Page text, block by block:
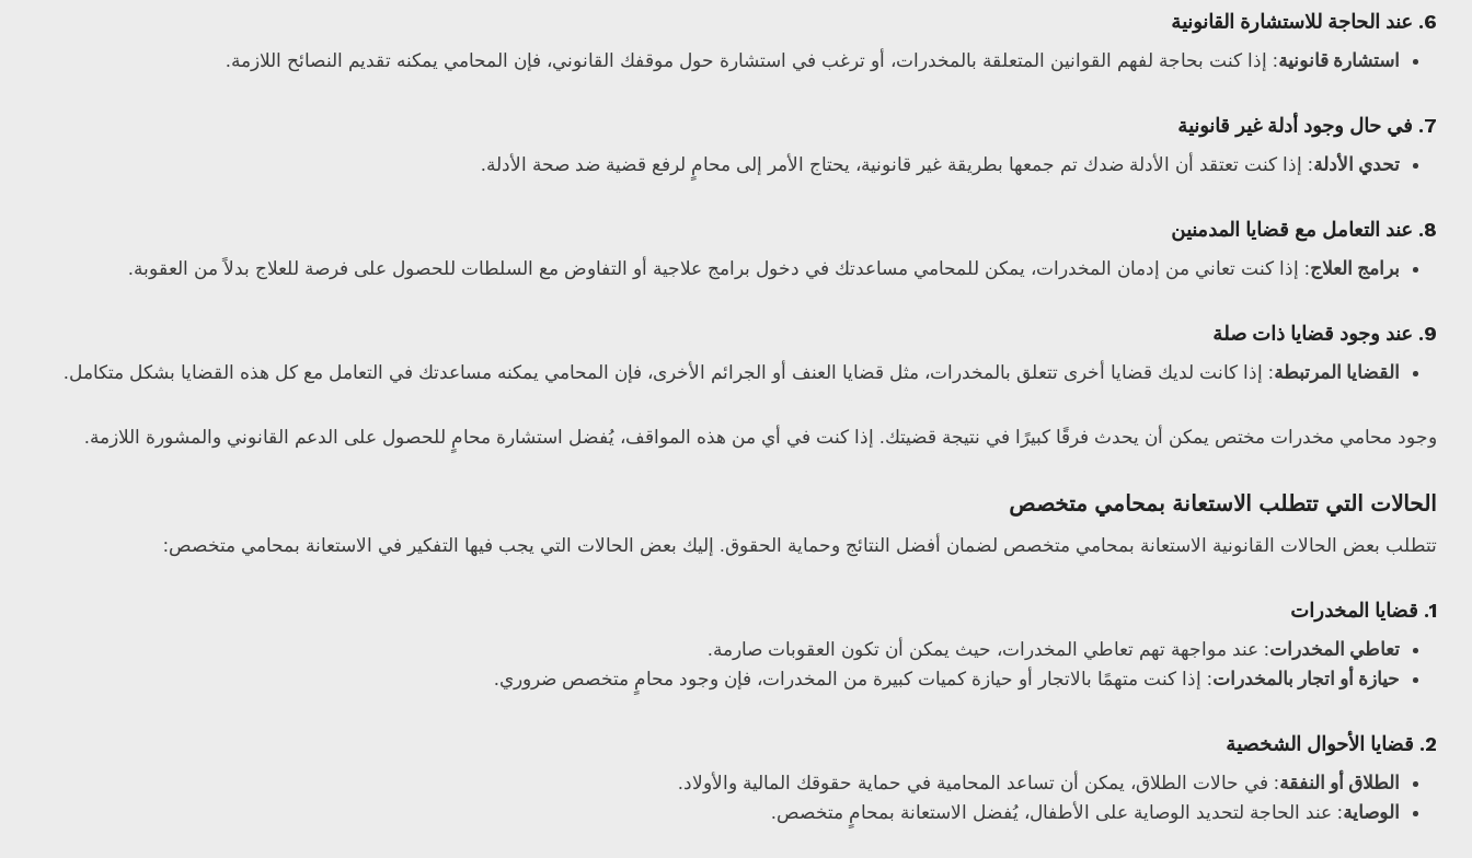
6. عند الحاجة للاستشارة القانونية
استشارة قانونية: إذا كنت بحاجة لفهم القوانين المتعلقة بالمخدرات، أو ترغب في استشارة حول موقفك القانوني، فإن المحامي يمكنه تقديم النصائح اللازمة.
7. في حال وجود أدلة غير قانونية
تحدي الأدلة: إذا كنت تعتقد أن الأدلة ضدك تم جمعها بطريقة غير قانونية، يحتاج الأمر إلى محامٍ لرفع قضية ضد صحة الأدلة.
8. عند التعامل مع قضايا المدمنين
برامج العلاج: إذا كنت تعاني من إدمان المخدرات، يمكن للمحامي مساعدتك في دخول برامج علاجية أو التفاوض مع السلطات للحصول على فرصة للعلاج بدلاً من العقوبة.
9. عند وجود قضايا ذات صلة
القضايا المرتبطة: إذا كانت لديك قضايا أخرى تتعلق بالمخدرات، مثل قضايا العنف أو الجرائم الأخرى، فإن المحامي يمكنه مساعدتك في التعامل مع كل هذه القضايا بشكل متكامل.
وجود محامي مخدرات مختص يمكن أن يحدث فرقًا كبيرًا في نتيجة قضيتك. إذا كنت في أي من هذه المواقف، يُفضل استشارة محامٍ للحصول على الدعم القانوني والمشورة اللازمة.
الحالات التي تتطلب الاستعانة بمحامي متخصص
تتطلب بعض الحالات القانونية الاستعانة بمحامي متخصص لضمان أفضل النتائج وحماية الحقوق. إليك بعض الحالات التي يجب فيها التفكير في الاستعانة بمحامي متخصص:
1. قضايا المخدرات
تعاطي المخدرات: عند مواجهة تهم تعاطي المخدرات، حيث يمكن أن تكون العقوبات صارمة.
حيازة أو اتجار بالمخدرات: إذا كنت متهمًا بالاتجار أو حيازة كميات كبيرة من المخدرات، فإن وجود محامٍ متخصص ضروري.
2. قضايا الأحوال الشخصية
الطلاق أو النفقة: في حالات الطلاق، يمكن أن تساعد المحامية في حماية حقوقك المالية والأولاد.
الوصاية: عند الحاجة لتحديد الوصاية على الأطفال، يُفضل الاستعانة بمحامٍ متخصص.